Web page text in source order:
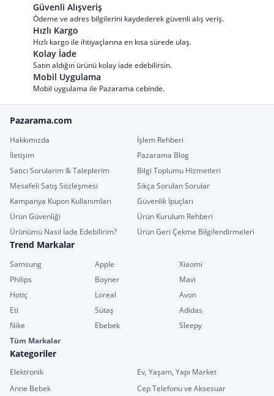
Güvenli Alışveriş
Ödeme ve adres bilgilerini kaydederek güvenli alış veriş.
Hızlı Kargo
Hızlı kargo ile ihtiyaçlarına en kısa sürede ulaş.
Kolay İade
Satın aldığın ürünü kolay iade edebilirsin.
Mobil Uygulama
Mobil uygulama ile Pazarama cebinde.
Pazarama.com
Hakkımızda
İşlem Rehberi
İletişim
Pazarama Blog
Satıcı Sorularım & Taleplerim
Bilgi Toplumu Hizmetleri
Mesafeli Satış Sözleşmesi
Sıkça Sorulan Sorular
Kampanya Kupon Kullanımları
Güvenlik İpuçları
Ürün Güvenliği
Ürün Kurulum Rehberi
Ürünümü Nasıl İade Edebilirim?
Ürün Geri Çekme Bilgilendirmeleri
Trend Markalar
Samsung Apple
Xiaomi
Philips
Boyner
Mavi
Hotiç
Loreal
Avon
Eti
Sütaş
Adidas
Nike
Ebebek
Sleepy
Tüm Markalar
Kategoriler
Elektronik
Ev, Yaşam, Yapı Market
Anne Bebek
Cep Telefonu ve Aksesuar